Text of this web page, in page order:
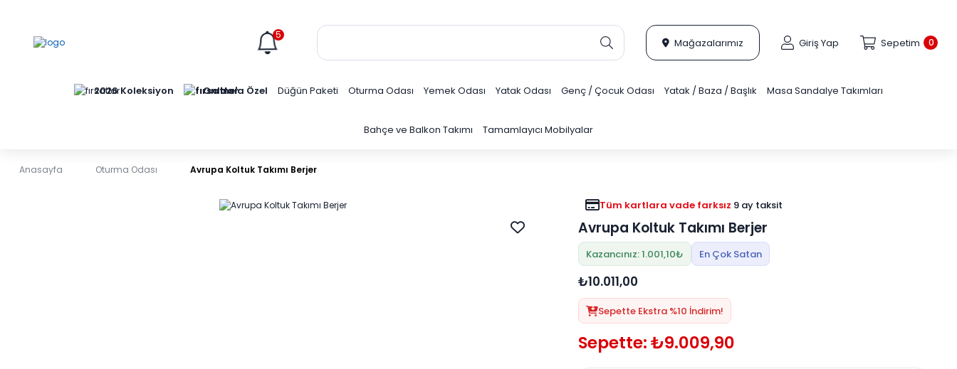
5
Mağazalarımız Giriş Yap 0
Sepetim
2026 Koleksiyon Online'a Özel Düğün Paketi Oturma Odası Yemek Odası Yatak Odası Genç / Çocuk Odası Yatak / Baza / Başlık Masa Sandalye Takımları
Bahçe ve Balkon Takımı Tamamlayıcı Mobilyalar
Anasayfa Oturma Odası Avrupa Koltuk Takımı Berjer
Tüm kartlara vade farksız 9 ay taksit
Avrupa Koltuk Takımı Berjer
Kazancınız: 1.001,10₺ En Çok Satan
₺10.011,00
Sepette Ekstra %10 İndirim!
Sepette: ₺9.009,90